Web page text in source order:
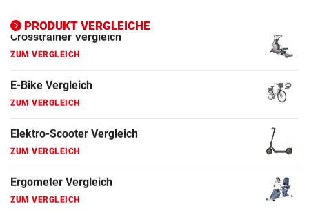
PRODUKT VERGLEICHE
ZUM VERGLEICH
Fahrrad Test
Fahrradanhänger Vergleich
Faszienrolle Vergleich
Hoverboard Vergleich